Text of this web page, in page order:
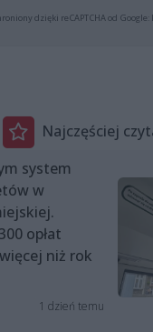
dzięki reCAPTCHA od Google:
Najczęściej
system
w
opłat
niż rok
1 dzień temu